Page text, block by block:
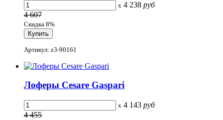
x 4 238 руб
4 607
Скидка 8%
Артикул: z3-90161
Лоферы Cesare Gaspari
x 4 143 руб
4 455